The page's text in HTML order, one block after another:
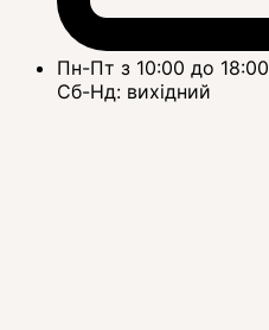
Пн-Пт з 10:00 до 18:00
Сб-Нд: вихідний